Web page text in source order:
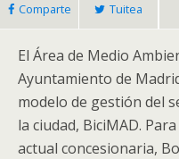
Comparte Tuitea
El Área de Medio
Ayuntamiento de
modelo de gestión del
la ciudad, BiciMAD.
actual concesionaria,